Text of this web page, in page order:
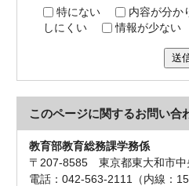
特にない
内容が分か
しにくい
情報が少ない
送
このページに関するお問い合
教育部教育総務課学務係
〒207-8585 東京都東大和市中
電話：042-563-2111（内線：